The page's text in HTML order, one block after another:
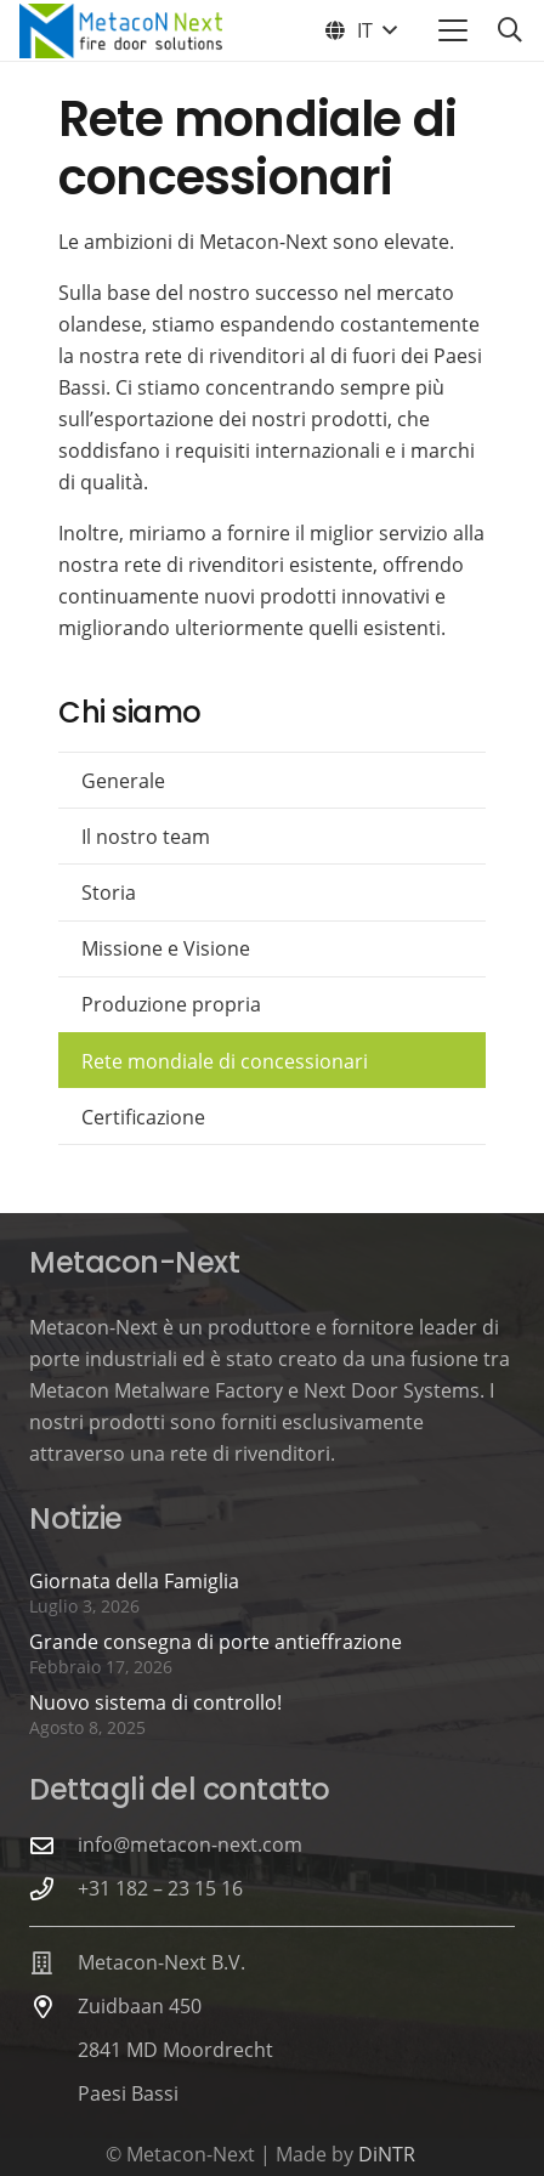
IT
Rete mondiale di
concessionari
Le ambizioni di Metacon-Next sono elevate.
Sulla base del nostro successo nel mercato
olandese, stiamo espandendo costantemente
la nostra rete di rivenditori al di fuori dei Paesi
Bassi. Ci stiamo concentrando sempre più
sull’esportazione dei nostri prodotti, che
soddisfano i requisiti internazionali e i marchi
di qualità.
Inoltre, miriamo a fornire il miglior servizio alla
nostra rete di rivenditori esistente, offrendo
continuamente nuovi prodotti innovativi e
migliorando ulteriormente quelli esistenti.
Chi siamo
Generale
Il nostro team
Storia
Missione e Visione
Produzione propria
Rete mondiale di concessionari
Certificazione
Metacon-Next
Metacon-Next è un produttore e fornitore leader di
porte industriali ed è stato creato da una fusione tra
Metacon Metalware Factory e Next Door Systems. I
nostri prodotti sono forniti esclusivamente
attraverso una rete di rivenditori.
Notizie
Giornata della Famiglia
Luglio 3, 2026
Grande consegna di porte antieffrazione
Febbraio 17, 2026
Nuovo sistema di controllo!
Agosto 8, 2025
Dettagli del contatto
info@metacon-next.com
+31 182 – 23 15 16
Metacon-Next B.V.
Zuidbaan 450
2841 MD Moordrecht
Paesi Bassi
© Metacon-Next | Made by DiNTR